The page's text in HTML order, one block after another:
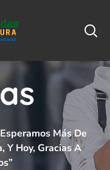
Más De
Y Hoy, Gracias A